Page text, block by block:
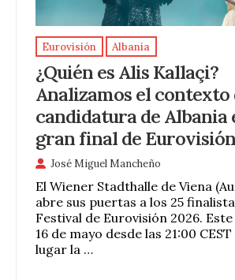
Eurovisión Albania
¿Quién es Alis Kallaçi?
Analizamos el contexto
candidatura de Albania
gran final de
José Miguel Mancheño
El Wiener Stadthalle de Viena
abre sus puertas a los 25
Festival de Eurovisión 2026.
16 de mayo desde las 21:00
lugar la …